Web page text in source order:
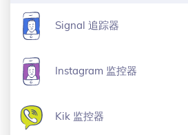
Signal 追踪器
Instagram 监控器
Kik 监控器